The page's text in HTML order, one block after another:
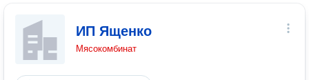
ИП Ященко
Мясокомбинат